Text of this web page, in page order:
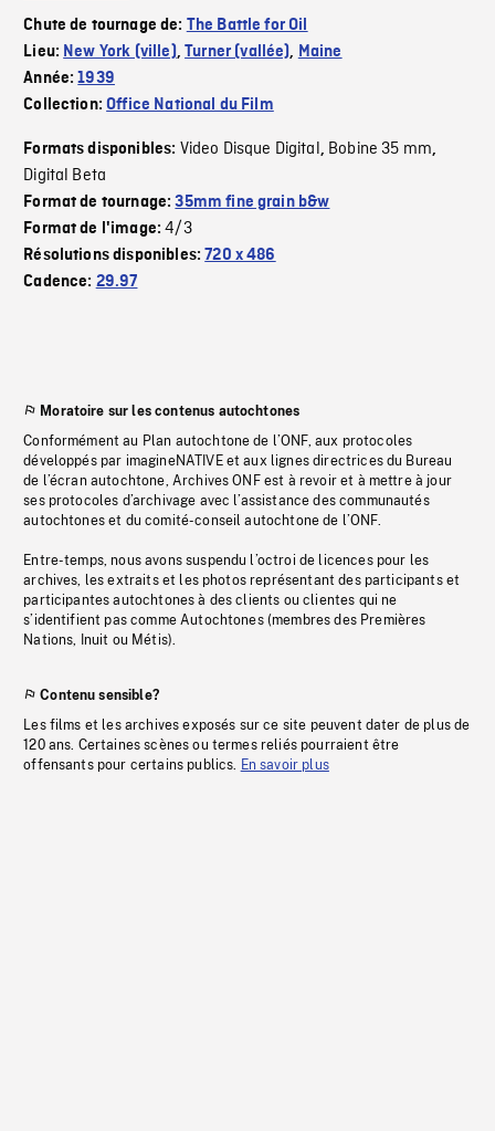
Chute de tournage de: The Battle for Oil
Lieu: New York (ville),Turner (vallée), Maine
Année:1939
Collection:Office National du Film
Formats disponibles: Video Disque Digital, Bobine 35 mm,
Digital Beta
Format de tournage:35mm fine grain b&w
Format de l'image:4/3
Résolutions disponibles:720 x 486
Cadence: 29.97
Moratoire sur les contenus autochtones
Conformément au Plan autochtone de l’ONF, aux protocoles
développés par imagineNATIVE et aux lignes directrices du Bureau
de l’écran autochtone, Archives ONF est à revoir et à mettre à jour
ses protocoles d’archivage avec l’assistance des communautés
autochtones et du comité-conseil autochtone de l’ONF.
Entre-temps, nous avons suspendu l’octroi de licences pour les
archives, les extraits et les photos représentant des participants et
participantes autochtones à des clients ou clientes qui ne
s’identifient pas comme Autochtones (membres des Premières
Nations, Inuit ou Métis).
Contenu sensible?
Les films et les archives exposés sur ce site peuvent dater de plus de
120 ans. Certaines scènes ou termes reliés pourraient être
offensants pour certains publics. En savoir plus